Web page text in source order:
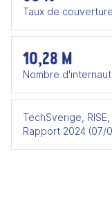
Taux de
10,28 M
Nombre
TechSverige,
Rapport 2024 (07/